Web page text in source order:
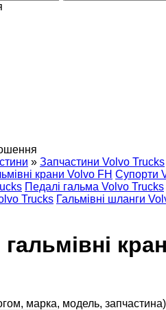
» Запчастини Volvo Trucks
крани Volvo FH Супорти
Педалі гальма Volvo Trucks
Trucks Гальмівні шланги
гальмівні
марка, модель, запчастина)